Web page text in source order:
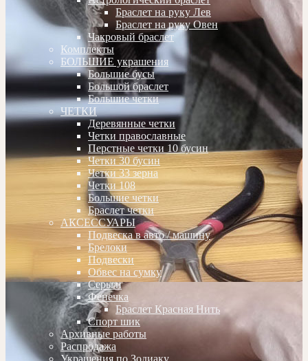
Браслет на руку Лев
Браслет на руку Овен
Чакровый браслет
Комплекты
БОЛЬШИЕ украшения
Большие бусы
Большой браслет
Большие четки
ЧЕТКИ
Деревянные четки
Четки православные
Перстные четки 10 бусин
Четки 30 бусин
Четки 33 зерна
Четки 108
Большие четки
Браслет четки
АКСЕССУАРЫ
Подвеска в авто / машину
Брелоки
Подвески
Обвес на сумку
Серьги
Фенечка
Браслет Красная Нить
Спорт шик
Архивные работы
Распродажа
Украшения по Зодиаку